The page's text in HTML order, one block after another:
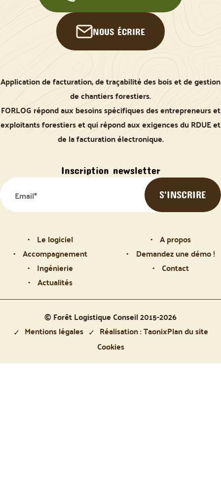
NOUS ÉCRIRE
Application de facturation, de traçabilité des bois et de gestion
de chantiers forestiers.
FORLOG répond aux besoins spécifiques des entrepreneurs et
exploitants forestiers et qui répond aux exigences du RDUE et
de la facturation électronique.
Inscription newsletter
Le logiciel
Accompagnement
Ingénierie
Actualités
A propos
Demandez une démo !
Contact
© Forêt Logistique Conseil 2015-2026
Mentions légales
Réalisation : TaonixPlan du site
Cookies